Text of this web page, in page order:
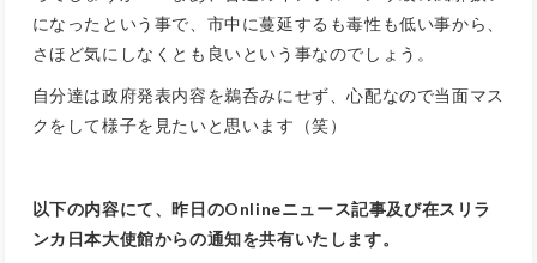
になったという事で、市中に蔓延するも毒性も低い事から、
さほど気にしなくとも良いという事なのでしょう。
自分達は政府発表内容を鵜呑みにせず、心配なので当面マス
クをして様子を見たいと思います（笑）
以下の内容にて、昨日のOnlineニュース記事及び在スリラ
ンカ日本大使館からの通知を共有いたします。